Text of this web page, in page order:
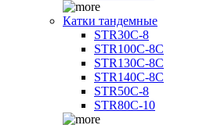
Катки тандемные
STR30C-8
STR100C-8С
STR130C-8С
STR140C-8С
STR50C-8
STR80C-10